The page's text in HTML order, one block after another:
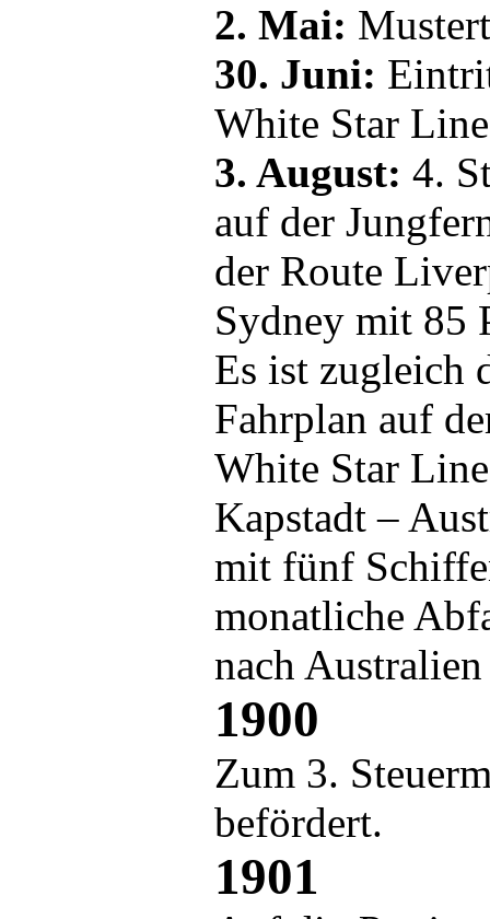
2. Mai:
30. Juni:
White Star Line
3. August: 4.
auf der
der Route
Sydney mit 85
Es ist zugleich
Fahrplan auf
White Star
Kapstadt –
mit fünf
monatliche
nach
1900
Zum 3.
befördert.
1901